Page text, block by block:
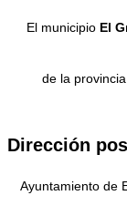
El municipio El
de la
Dirección
Ayuntamiento de